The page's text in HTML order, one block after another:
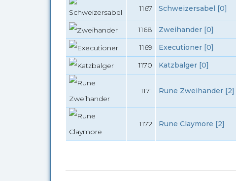
1167 Schweizersabel [0]
1168 Zweihander [0]
1169
Executioner [0]
1170
Katzbalger [0]
1171 Rune Zweihander [2]
1172 Rune Claymore [2]